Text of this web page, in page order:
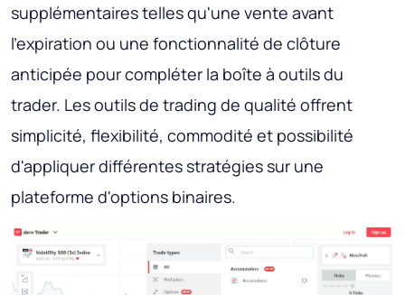
supplémentaires telles qu'une vente avant
l'expiration ou une fonctionnalité de clôture
anticipée pour compléter la boîte à outils du
trader. Les outils de trading de qualité offrent
simplicité, flexibilité, commodité et possibilité
d'appliquer différentes stratégies sur une
plateforme d'options binaires.